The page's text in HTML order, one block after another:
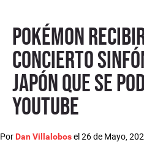
Pokémon
concierto
Japón que se
YouTube
Por Dan Villalobosel26 de Mayo,